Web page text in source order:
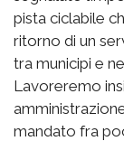
pista ciclabile
ritorno di un
tra municipi e
Lavoreremo
mandato fra